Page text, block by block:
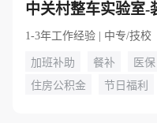
中关村整车实验室-
1-3年工作经验 | 中专/技校
加班补助 餐补 医保
住房公积金
节日福利